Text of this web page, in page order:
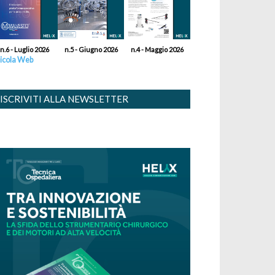
n.6 - Luglio 2026 n.5 - Giugno 2026 n.4 - Maggio 2026
Web
ISCRIVITI ALLA NEWSLETTER